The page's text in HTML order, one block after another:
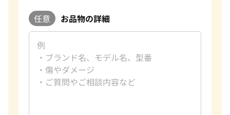
任意 お品物の詳細